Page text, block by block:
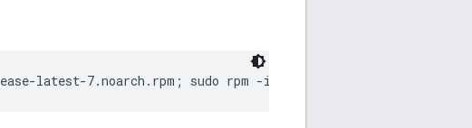
latest-7.noarch.rpm; sudo rpm -ivh epel-release-latest-